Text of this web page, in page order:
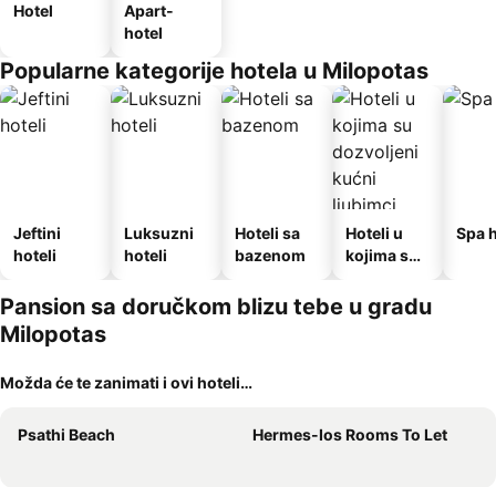
Hotel
Apart-
hotel
Popularne kategorije hotela u Milopotas
Jeftini
hoteli
Luksuzni
hoteli
Hoteli sa
bazenom
Hoteli u
kojima su
kućni
ljubimci
Spa
Pansion sa doručkom blizu tebe u gradu
Milopotas
Možda će te zanimati i ovi hoteli…
Psathi Beach Hermes-Ios Rooms To Let